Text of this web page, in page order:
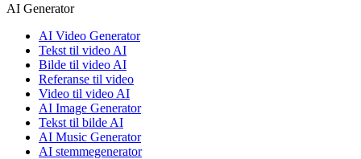
AI Generator
AI Video Generator
Tekst til video AI
Bilde til video AI
Referanse til video
Video til video AI
AI Image Generator
Tekst til bilde AI
AI Music Generator
AI stemmegenerator